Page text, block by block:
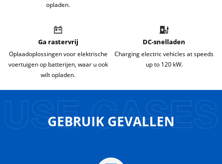
opladen.
Ga rastervrij
Oplaadoplossingen voor elektrische
voertuigen op batterijen, waar u ook
wilt opladen.
DC-snelladen
Charging electric vehicles at speeds
up to 120 kW.
GEBRUIK GEVALLEN